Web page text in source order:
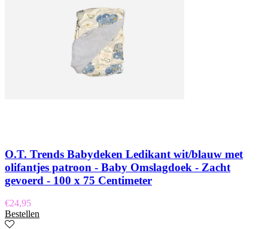
O.T. Trends Babydeken Ledikant wit/blauw met
olifantjes patroon - Baby Omslagdoek - Zacht
gevoerd - 100 x 75 Centimeter
€24,95
Bestellen